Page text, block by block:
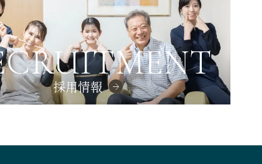
採用情報